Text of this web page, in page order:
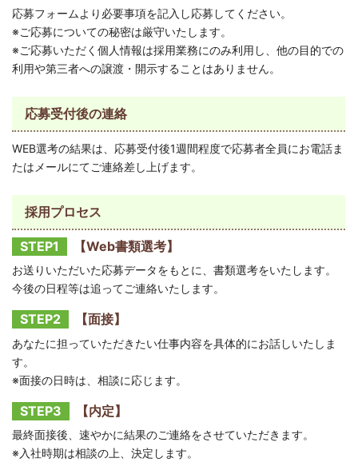
応募フォームより必要事項を記入し応募してください。
※ご応募についての秘密は厳守いたします。
※ご応募いただく個人情報は採用業務にのみ利用し、他の目的での
利用や第三者への譲渡・開示することはありません。
応募受付後の連絡
WEB選考の結果は、応募受付後1週間程度で応募者全員にお電話ま
たはメールにてご連絡差し上げます。
採用プロセス
STEP1 【Web書類選考】
お送りいただいた応募データをもとに、書類選考をいたします。
今後の日程等は追ってご連絡いたします。
STEP2 【面接】
あなたに担っていただきたい仕事内容を具体的にお話しいたしま
す。
※面接の日時は、相談に応じます。
STEP3 【内定】
最終面接後、速やかに結果のご連絡をさせていただきます。
※入社時期は相談の上、決定します。